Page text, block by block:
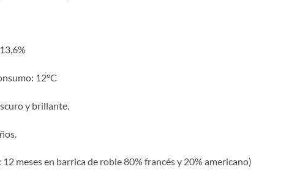
12°C
y brillante.
meses en barrica de roble 80% francés y 20% americano)